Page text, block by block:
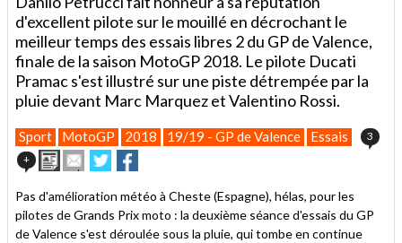
d'excellent pilote sur le mouillé en décrochant le
meilleur temps des essais libres 2 du GP de Valence,
finale de la saison MotoGP 2018. Le pilote Ducati
Pramac s'est illustré sur une piste détrempée par la
pluie devant Marc Marquez et Valentino Rossi.
Sport MotoGP 2018 19/19 - GP de Valence Essais
3
+
ImprimerEnvoyer
cet
à
un
ami
Partager
sur
sur
Pas d'amélioration météo à Cheste (Espagne), hélas, pour les
pilotes de Grands Prix moto : la deuxième séance d'essais du GP
de Valence s'est déroulée sous la pluie, qui tombe en continue